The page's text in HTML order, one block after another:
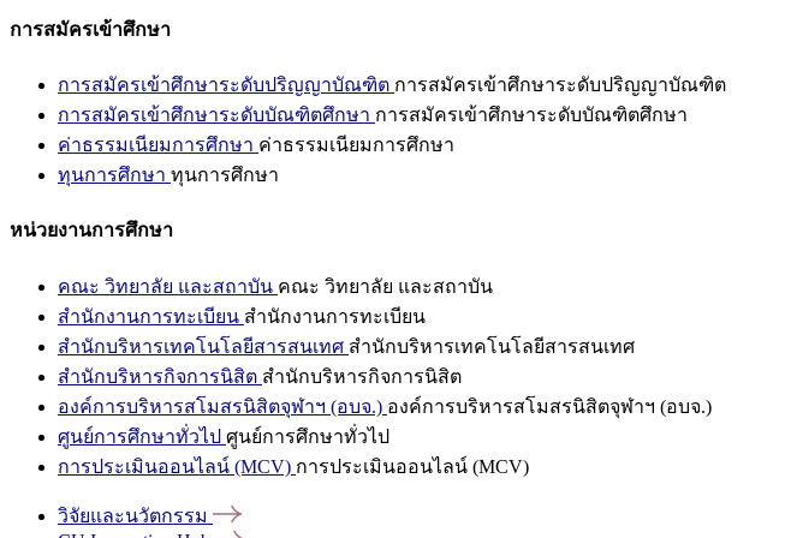
การสมัครเข้าศึกษา
การสมัครเข้าศึกษาระดับปริญญาบัณฑิต การสมัครเข้าศึกษาระดับปริญญาบัณฑิต
การสมัครเข้าศึกษาระดับบัณฑิตศึกษา การสมัครเข้าศึกษาระดับบัณฑิตศึกษา
ค่าธรรมเนียมการศึกษา ค่าธรรมเนียมการศึกษา
ทุนการศึกษา ทุนการศึกษา
หน่วยงานการศึกษา
คณะ วิทยาลัย และสถาบัน คณะ วิทยาลัย และสถาบัน
สำนักงานการทะเบียน สำนักงานการทะเบียน
สำนักบริหารเทคโนโลยีสารสนเทศ สำนักบริหารเทคโนโลยีสารสนเทศ
สำนักบริหารกิจการนิสิต สำนักบริหารกิจการนิสิต
องค์การบริหารสโมสรนิสิตจุฬาฯ (อบจ.) องค์การบริหารสโมสรนิสิตจุฬาฯ (อบจ.)
ศูนย์การศึกษาทั่วไป ศูนย์การศึกษาทั่วไป
การประเมินออนไลน์ (MCV) การประเมินออนไลน์ (MCV)
วิจัยและนวัตกรรม